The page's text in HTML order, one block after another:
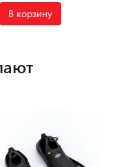
В корзину